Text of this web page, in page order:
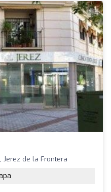
Jerez de la Frontera